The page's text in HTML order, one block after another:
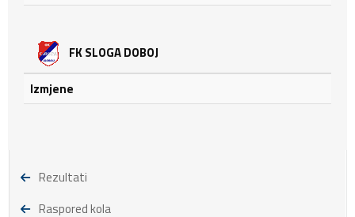
FK SLOGA DOBOJ
Izmjene
Rezultati
Raspored kola